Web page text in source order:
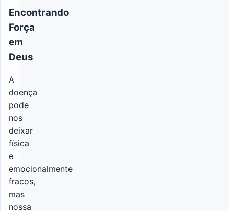
Encontrando
Força
em
Deus
A
doença
pode
nos
deixar
física
e
emocionalmente
fracos,
mas
nossa